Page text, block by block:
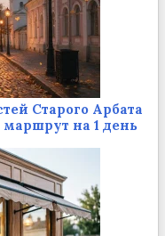
Старого Арбата
на 1 день